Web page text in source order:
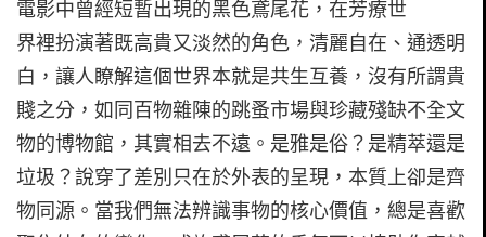
電影中曾經短暫出現的黑色鳶尾花，在芳療世
界裡扮演著既高貴又淡然的角色，清麗自在、通透明
白，讓人瞭解這個世界本就是共生互養，沒有所謂貴
賤之分，如同百物雜陳的跳蚤市場與珍藏殘缺不全文
物的博物館，其實相去不遠。是雅是俗？是精萃還是
垃圾？說穿了差別只在於外表的呈現，本質上卻是齊
物同源。當我們無法辨識事物的核心價值，總是喜歡